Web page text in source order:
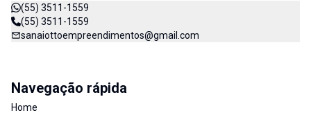
(55) 3511-1559
(55) 3511-1559
sanaiottoempreendimentos@gmail.com
Navegação rápida
Home